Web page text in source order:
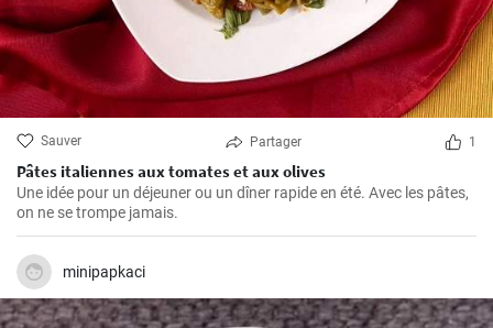
Sauver Partager 1
Pâtes italiennes aux tomates et aux olives
Une idée pour un déjeuner ou un dîner rapide en été. Avec les pâtes,
on ne se trompe jamais.
minipapkaci